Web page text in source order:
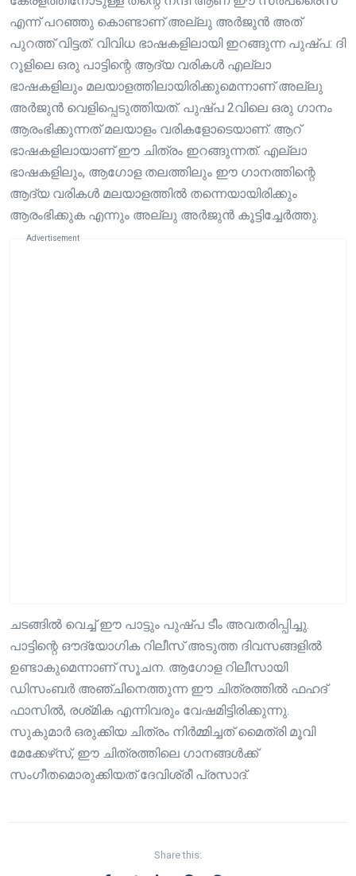
എന്ന് പറഞ്ഞു കൊണ്ടാണ് അല്ലു അർജുൻ അത്
പുറത്ത് വിട്ടത്. വിവിധ ഭാഷകളിലായി ഇറങ്ങുന്ന പുഷ്പ: ദി
റൂളിലെ ഒരു പാട്ടിന്റെ ആദ്യ വരികള്‍ എല്ലാ
ഭാഷകളിലും മലയാളത്തിലായിരിക്കുമെന്നാണ് അല്ലു
അര്‍ജുന്‍ വെളിപ്പെടുത്തിയത്. പുഷ്പ 2വിലെ ഒരു ഗാനം
ആരംഭിക്കുന്നത് മലയാളം വരികളോടെയാണ്. ആറ്
ഭാഷകളിലായാണ് ഈ ചിത്രം ഇറങ്ങുന്നത്. എല്ലാ
ഭാഷകളിലും, ആഗോള തലത്തിലും ഈ ഗാനത്തിന്റെ
ആദ്യ വരികള്‍ മലയാളത്തില്‍ തന്നെയായിരിക്കും
ആരംഭിക്കുക എന്നും അല്ലു അർജുൻ കൂട്ടിച്ചേർത്തു.
Advertisement
ചടങ്ങില്‍ വെച്ച് ഈ പാട്ടും പുഷ്പ ടീം അവതരിപ്പിച്ചു.
പാട്ടിന്റെ ഔദ്യോഗിക റിലീസ് അടുത്ത ദിവസങ്ങളിൽ
ഉണ്ടാകുമെന്നാണ് സൂചന. ആഗോള റിലീസായി
ഡിസംബർ അഞ്ചിനെത്തുന്ന ഈ ചിത്രത്തിൽ ഫഹദ്
ഫാസിൽ, രശ്‌മിക എന്നിവരും വേഷമിട്ടിരിക്കുന്നു.
സുകുമാർ ഒരുക്കിയ ചിത്രം നിർമ്മിച്ചത് മൈത്രി മൂവി
മേക്കേഴ്‌സ്, ഈ ചിത്രത്തിലെ ഗാനങ്ങൾക്ക്
സംഗീതമൊരുക്കിയത് ദേവിശ്രീ പ്രസാദ്.
Share this: